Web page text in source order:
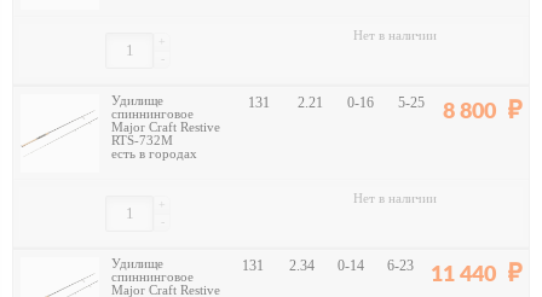
-
+ Нет в наличии
Удилище
спиннинговое
Major Craft Restive
RTS-732M
есть в городах
131 2.21 0-16 5-25 8 800
-
+ Нет в наличии
Удилище
спиннинговое
Major Craft Restive
131 2.34 0-14 6-23 11 440